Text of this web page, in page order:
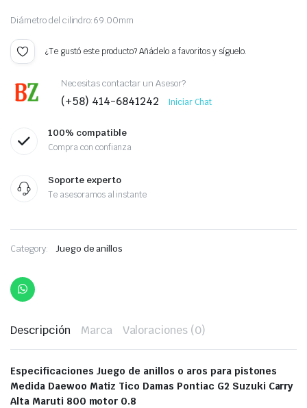
Diámetro del cilindro:69.00mm
¿Te gustó este producto? Añádelo a favoritos y síguelo.
Necesitas contactar un Asesor?
(+58) 414-6841242 Iniciar Chat
100% compatible
Compra con confianza
Soporte experto
Te asesoramos al instante
Category: Juego de anillos
Descripción Marca Valoraciones (0)
Especificaciones Juego de anillos o aros para pistones
Medida Daewoo Matiz Tico Damas Pontiac G2 Suzuki Carry
Alta Maruti 800 motor 0.8